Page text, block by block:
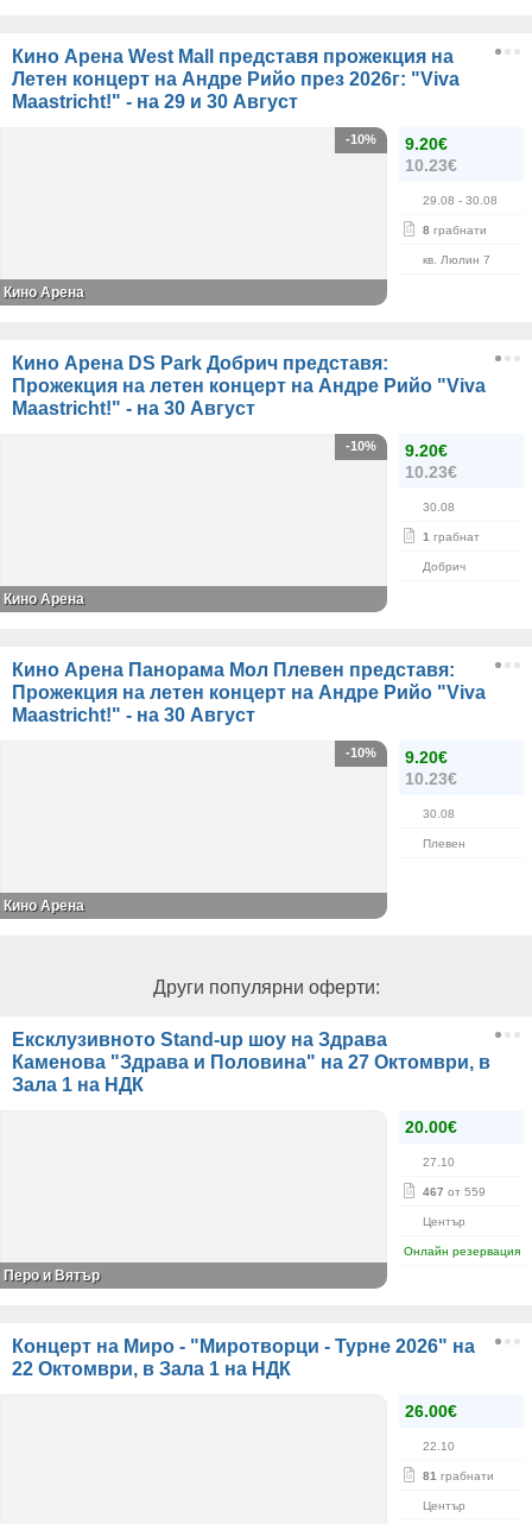
Кино Арена West Mall представя прожекция на
Летен концерт на Андре Рийо през 2026г: "Viva
Maastricht!" - на 29 и 30 Август
9.20€
10.23€
29.08 - 30.08
8 грабнати
кв. Люлин 7
-10%
Кино Арена
Кино Арена DS Park Добрич представя:
Прожекция на летен концерт на Андре Рийо "Viva
Maastricht!" - на 30 Август
9.20€
10.23€
30.08
1 грабнат
Добрич
-10%
Кино Арена
Кино Арена Панорама Мол Плевен представя:
Прожекция на летен концерт на Андре Рийо "Viva
Maastricht!" - на 30 Август
9.20€
10.23€
30.08
Плевен
-10%
Кино Арена
Други популярни оферти:
Ексклузивното Stand-up шоу на Здрава
Каменова "Здрава и Половина" на 27 Октомври, в
Зала 1 на НДК
20.00€
27.10
467 от 559
Център
Онлайн резервация
Перо и Вятър
Концерт на Миро - "Миротворци - Турне 2026" на
22 Октомври, в Зала 1 на НДК
26.00€
22.10
81 грабнати
Център